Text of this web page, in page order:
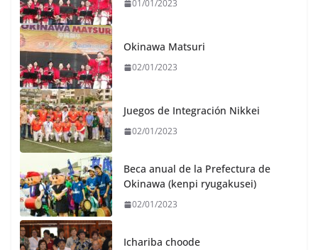
01/01/2023
Okinawa Matsuri
02/01/2023
Juegos de Integración Nikkei
02/01/2023
Beca anual de la Prefectura de
Okinawa (kenpi ryugakusei)
02/01/2023
Ichariba choode